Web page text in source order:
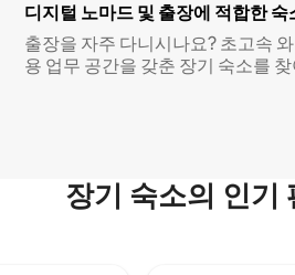
디지털 노마드 및 출장에 적합한 숙
출장을 자주 다니시나요? 초고속
용 업무 공간을 갖춘 장기 숙소를
장기 숙소의 인기